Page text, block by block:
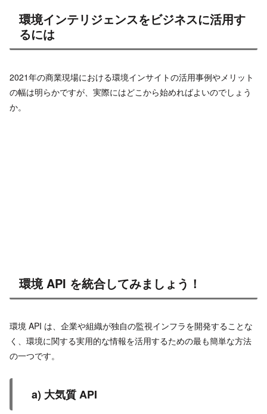
環境インテリジェンスをビジネスに活用す
るには
2021年の商業現場における環境インサイトの活用事例やメリット
の幅は明らかですが、実際にはどこから始めればよいのでしょう
か。
環境 API を統合してみましょう！
環境 API は、企業や組織が独自の監視インフラを開発することな
く、環境に関する実用的な情報を活用するための最も簡単な方法
の一つです。
a) 大気質 API